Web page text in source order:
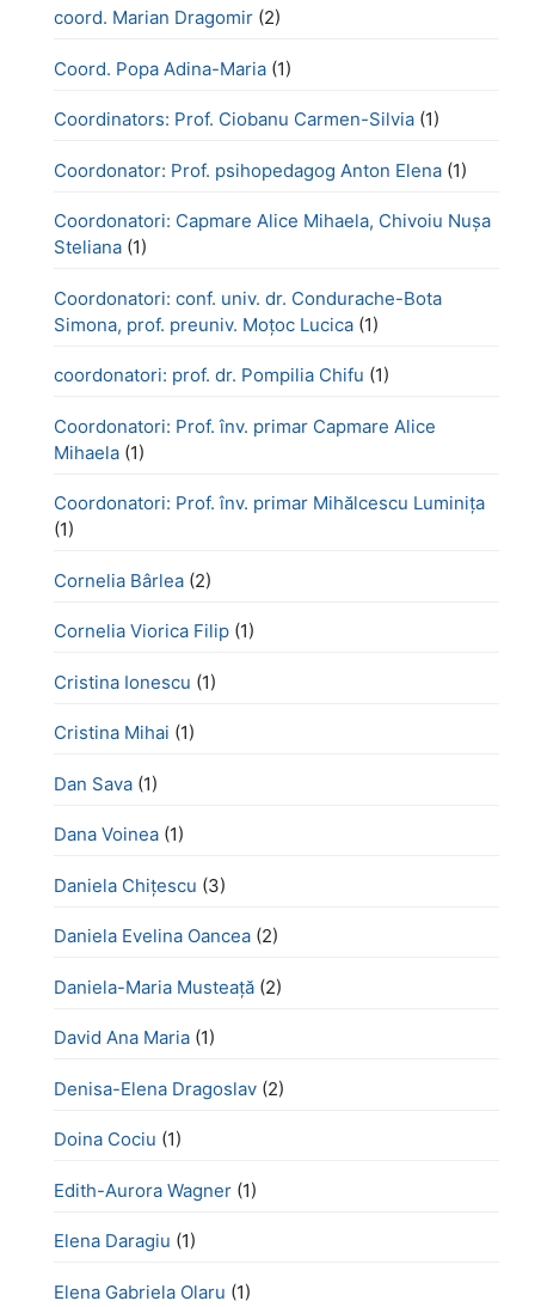
coord. Marian Dragomir (2)
Coord. Popa Adina-Maria (1)
Coordinators: Prof. Ciobanu Carmen-Silvia (1)
Coordonator: Prof. psihopedagog Anton Elena (1)
Coordonatori: Capmare Alice Mihaela, Chivoiu Nușa
Steliana (1)
Coordonatori: conf. univ. dr. Condurache-Bota
Simona, prof. preuniv. Moțoc Lucica (1)
coordonatori: prof. dr. Pompilia Chifu (1)
Coordonatori: Prof. înv. primar Capmare Alice
Mihaela (1)
Coordonatori: Prof. înv. primar Mihălcescu Luminița
(1)
Cornelia Bârlea (2)
Cornelia Viorica Filip (1)
Cristina Ionescu (1)
Cristina Mihai (1)
Dan Sava (1)
Dana Voinea (1)
Daniela Chițescu (3)
Daniela Evelina Oancea (2)
Daniela-Maria Musteață (2)
David Ana Maria (1)
Denisa-Elena Dragoslav (2)
Doina Cociu (1)
Edith-Aurora Wagner (1)
Elena Daragiu (1)
Elena Gabriela Olaru (1)